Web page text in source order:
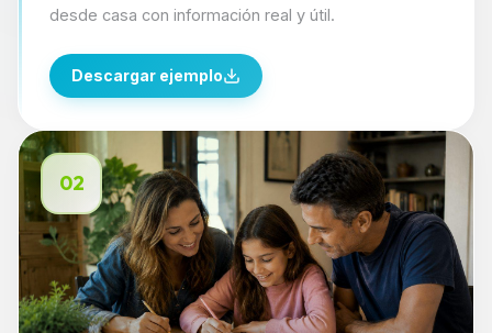
desde casa con información real y útil.
Descargar ejemplo
02